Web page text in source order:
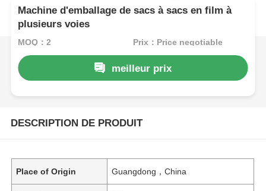
Machine d'emballage de sacs à sacs en film à
plusieurs voies
MOQ：2 Prix：Price negotiable
meilleur prix
DESCRIPTION DE PRODUIT
Place of Origin Guangdong，China